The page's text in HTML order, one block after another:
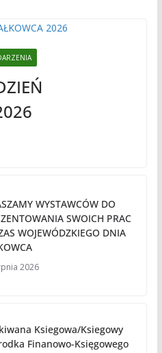
WYSTAWCÓW DO
SWOICH PRAC
WOJEWÓDZKIEGO DNIA
2026
Ksiegowa/Ksiegowy
Finanowo-Księgowego